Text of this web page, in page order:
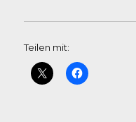
Teilen mit: